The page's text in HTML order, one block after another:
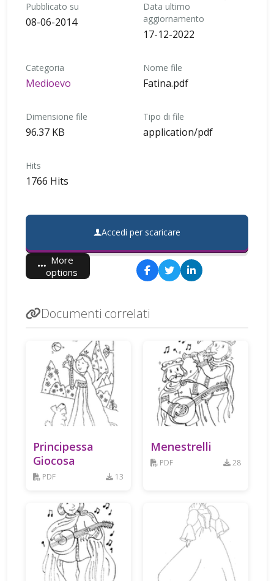
Pubblicato su
08-06-2014
Data ultimo
aggiornamento
17-12-2022
Categoria
Medioevo
Nome file
Fatina.pdf
Dimensione file
96.37 KB
Tipo di file
application/pdf
Hits
1766 Hits
Accedi per scaricare
More
options
Documenti correlati
Principessa
Giocosa
PDF 13
Menestrelli
PDF 28